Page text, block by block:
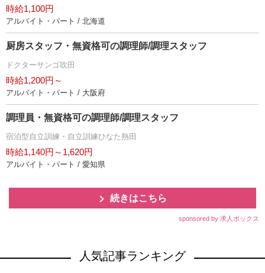
時給1,100円
アルバイト・パート / 北海道
厨房スタッフ・無資格可の調理師/調理スタッフ
ドクターサンゴ吹田
時給1,200円～
アルバイト・パート / 大阪府
調理員・無資格可の調理師/調理スタッフ
宿泊型自立訓練・自立訓練ひなた熱田
時給1,140円～1,620円
アルバイト・パート / 愛知県
続きはこちら
sponsored by 求人ボックス
人気記事ランキング